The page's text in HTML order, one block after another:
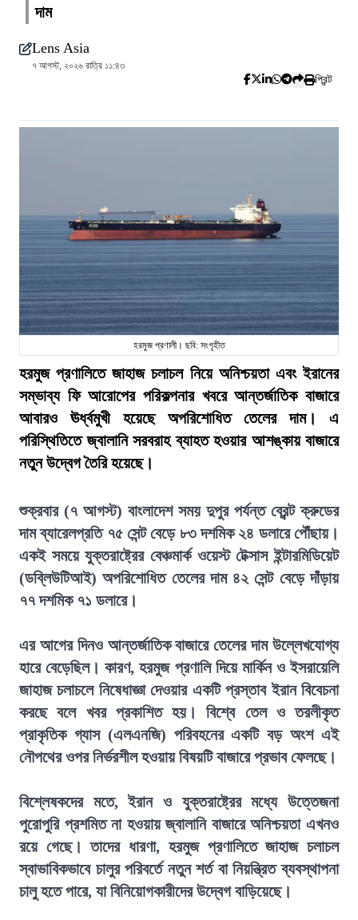
দাম
Lens Asia
৭ আগস্ট, ২০২৬ রাত্রি ১১:৪৩
প্রিন্ট
হরমুজ প্রণালী। ছবি: সংগৃহীত
হরমুজ প্রণালিতে জাহাজ চলাচল নিয়ে অনিশ্চয়তা এবং ইরানের
সম্ভাব্য ফি আরোপের পরিকল্পনার খবরে আন্তর্জাতিক বাজারে
আবারও ঊর্ধ্বমুখী হয়েছে অপরিশোধিত তেলের দাম। এ
পরিস্থিতিতে জ্বালানি সরবরাহ ব্যাহত হওয়ার আশঙ্কায় বাজারে
নতুন উদ্বেগ তৈরি হয়েছে।
শুক্রবার (৭ আগস্ট) বাংলাদেশ সময় দুপুর পর্যন্ত ব্রেন্ট ক্রুডের
দাম ব্যারেলপ্রতি ৭৫ সেন্ট বেড়ে ৮৩ দশমিক ২৪ ডলারে পৌঁছায়।
একই সময়ে যুক্তরাষ্ট্রের বেঞ্চমার্ক ওয়েস্ট টেক্সাস ইন্টারমিডিয়েট
(ডব্লিউটিআই) অপরিশোধিত তেলের দাম ৪২ সেন্ট বেড়ে দাঁড়ায়
৭৭ দশমিক ৭১ ডলারে।
এর আগের দিনও আন্তর্জাতিক বাজারে তেলের দাম উল্লেখযোগ্য
হারে বেড়েছিল। কারণ, হরমুজ প্রণালি দিয়ে মার্কিন ও ইসরায়েলি
জাহাজ চলাচলে নিষেধাজ্ঞা দেওয়ার একটি প্রস্তাব ইরান বিবেচনা
করছে বলে খবর প্রকাশিত হয়। বিশ্বে তেল ও তরলীকৃত
প্রাকৃতিক গ্যাস (এলএনজি) পরিবহনের একটি বড় অংশ এই
নৌপথের ওপর নির্ভরশীল হওয়ায় বিষয়টি বাজারে প্রভাব ফেলছে।
বিশ্লেষকদের মতে, ইরান ও যুক্তরাষ্ট্রের মধ্যে উত্তেজনা
পুরোপুরি প্রশমিত না হওয়ায় জ্বালানি বাজারে অনিশ্চয়তা এখনও
রয়ে গেছে। তাদের ধারণা, হরমুজ প্রণালিতে জাহাজ চলাচল
স্বাভাবিকভাবে চালুর পরিবর্তে নতুন শর্ত বা নিয়ন্ত্রিত ব্যবস্থাপনা
চালু হতে পারে, যা বিনিয়োগকারীদের উদ্বেগ বাড়িয়েছে।